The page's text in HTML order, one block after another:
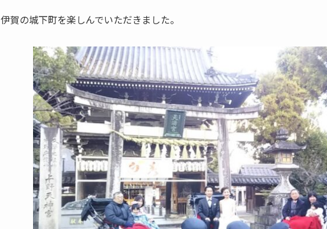
伊賀の城下町を楽しんでいただきました。